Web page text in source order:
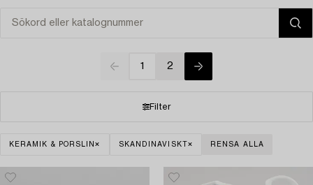
1 2
Filter
KERAMIK & PORSLIN SKANDINAVISKT RENSA ALLA